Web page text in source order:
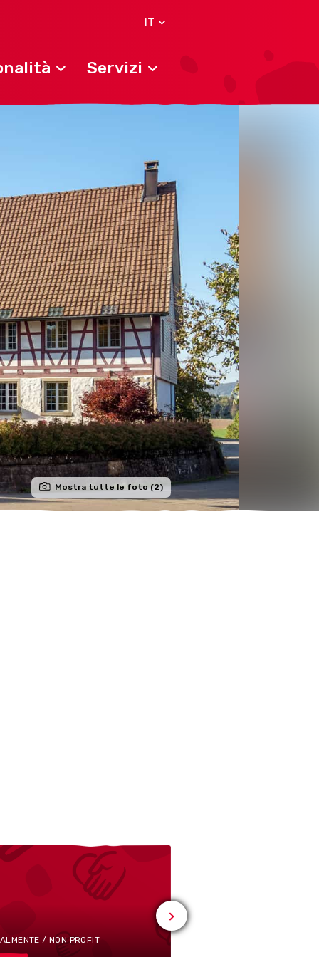
IT
Servizi
Mostra tutte le foto (2)
/ NON PROFIT